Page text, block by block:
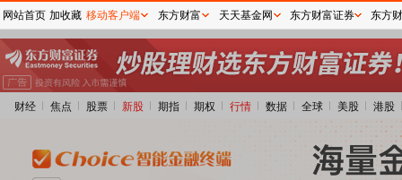
财经 焦点 股票 新股 期指 期权 行情 数据 全球 美股 港股
网站首页 加收藏 移动客户端 东方财富 天天基金网 东方财富证券 东方